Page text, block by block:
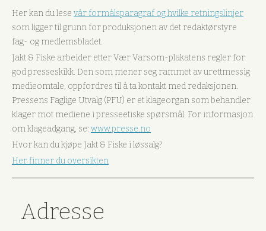
Her kan du lese vår formålsparagraf og hvilke retningslinjer
som ligger til grunn for produksjonen av det redaktørstyre
fag- og medlemsbladet.
Jakt & Fiske arbeider etter Vær Varsom-plakatens regler for
god presseskikk. Den som mener seg rammet av urettmessig
medieomtale, oppfordres til å ta kontakt med redaksjonen.
Pressens Faglige Utvalg (PFU) er et klageorgan som behandler
klager mot mediene i presseetiske spørsmål. For informasjon
om klageadgang, se: www.presse.no
Hvor kan du kjøpe Jakt & Fiske i løssalg?
Her finner du oversikten
Adresse